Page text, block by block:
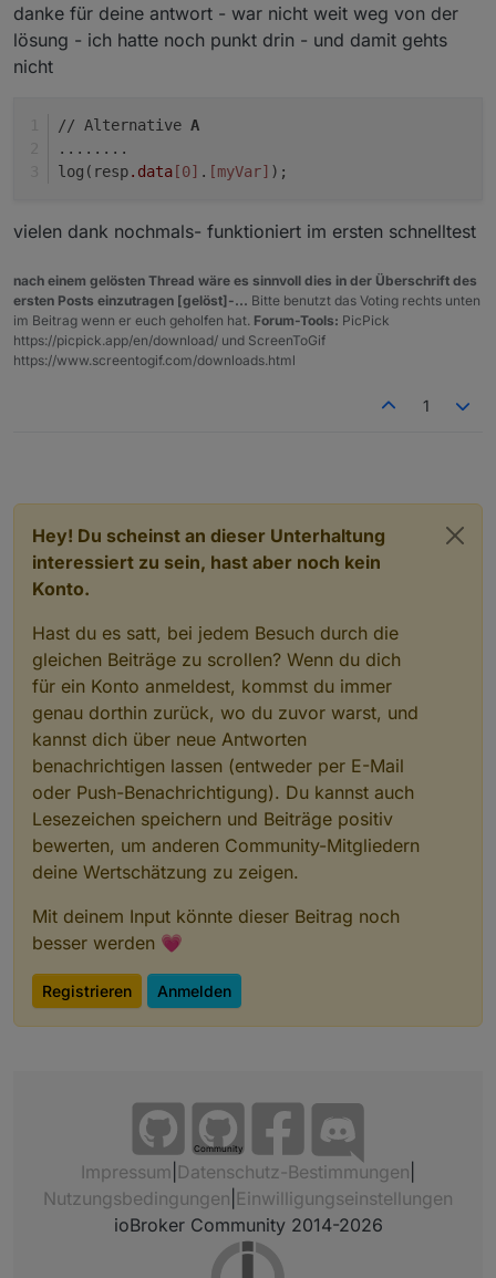
Das Block-Level-Scoping danklethat mich schon vor
einigen Fehlern bewahrt.
log(resp.data[0].hostname);
// Alternative B
let myVar = 'hostname';
danke für deine antwort - war nicht weit weg von der
lösung - ich hatte noch punkt drin - und damit gehts
nicht
// Alternative A
........
log(resp.data [0] . [myVar] );
vielen dank nochmals- funktioniert im ersten schnelltest
nach einem gelösten Thread wäre es sinnvoll dies in der Überschrift des
ersten Posts einzutragen [gelöst]-... Bitte benutzt das Voting rechts unten
im Beitrag wenn er euch geholfen hat. Forum-Tools: PicPick
https://picpick.app/en/download/ und ScreenToGif
https://www.screentogif.com/downloads.html
1
Hey! Du scheinst an dieser Unterhaltung
interessiert zu sein, hast aber noch kein
Konto.
Hast du es satt, bei jedem Besuch durch die
gleichen Beiträge zu scrollen? Wenn du dich
für ein Konto anmeldest, kommst du immer
genau dorthin zurück, wo du zuvor warst, und
kannst dich über neue Antworten
benachrichtigen lassen (entweder per E-Mail
oder Push-Benachrichtigung). Du kannst auch
Lesezeichen speichern und Beiträge positiv
bewerten, um anderen Community-Mitgliedern
deine Wertschätzung zu zeigen.
Mit deinem Input könnte dieser Beitrag noch
besser werden 💗
Registrieren Anmelden
Community
Impressum Datenschutz-Bestimmungen
Nutzungsbedingungen Einwilligungseinstellungen
ioBroker Community 2014-2026